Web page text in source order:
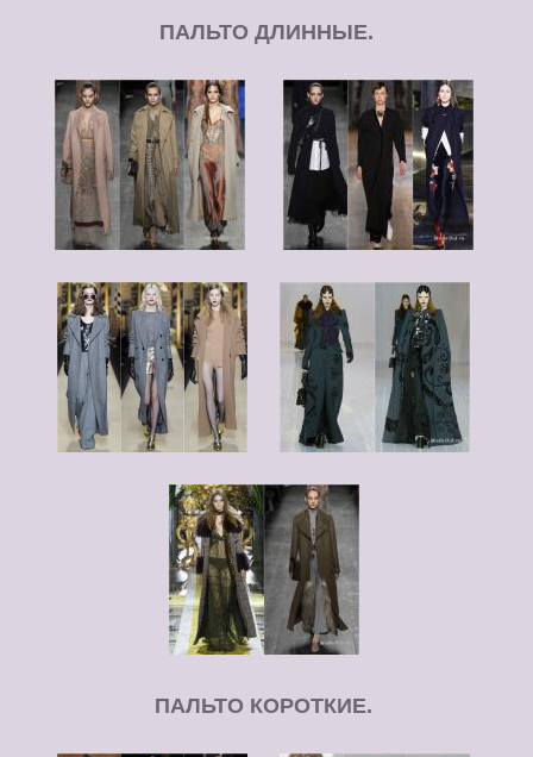
ПАЛЬТО ДЛИННЫЕ.
ПАЛЬТО КОРОТКИЕ.